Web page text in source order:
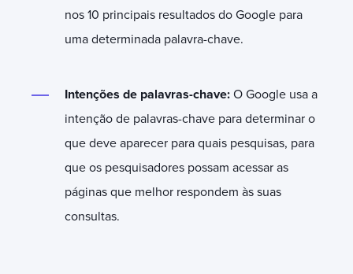
nos 10 principais resultados do Google para
uma determinada palavra-chave.
Intenções de palavras-chave: O Google usa a
intenção de palavras-chave para determinar o
que deve aparecer para quais pesquisas, para
que os pesquisadores possam acessar as
páginas que melhor respondem às suas
consultas.